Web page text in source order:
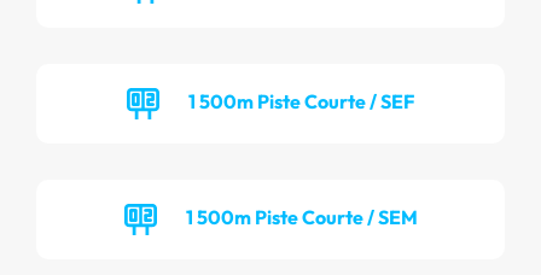
1 500m Piste Courte / SEF
1 500m Piste Courte / SEM